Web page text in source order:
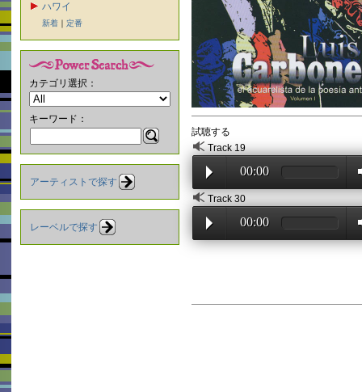
ハワイ
新着 ｜ 定番
カテゴリ選択：
キーワード：
アーティストで探す
レーベルで探す
試聴する
Track 19
00:00
Track 30
00:00